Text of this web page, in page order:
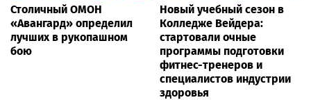
Столичный ОМОН
«Авангард» определил
лучших в рукопашном
бою
Новый учебный сезон в
Колледже Вейдера:
стартовали очные
программы подготовки
фитнес-тренеров и
специалистов индустрии
здоровья